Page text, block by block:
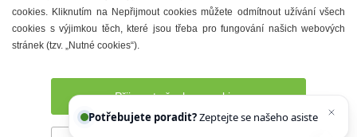
Denní meníčka
cookies. Kliknutím na Nepřijmout cookies můžete odmítnout užívání všech
cookies s výjimkou těch, které jsou třeba pro fungování našich webových
stránek (tzv. „Nutné cookies“).
Přijmout všechny cookies
Potřebujete poradit?
Chettyho.